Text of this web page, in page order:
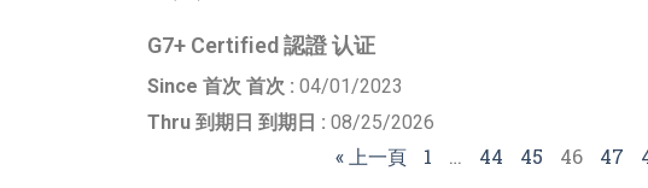
G7+ Certified 認證 认证
Since 首次 首次 : 04/01/2023
Thru 到期日 到期日 : 08/25/2026
« 上一頁 1 … 44 45 46 47